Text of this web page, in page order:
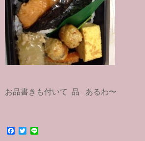
お品書きも付いて 品 あるわ〜
T